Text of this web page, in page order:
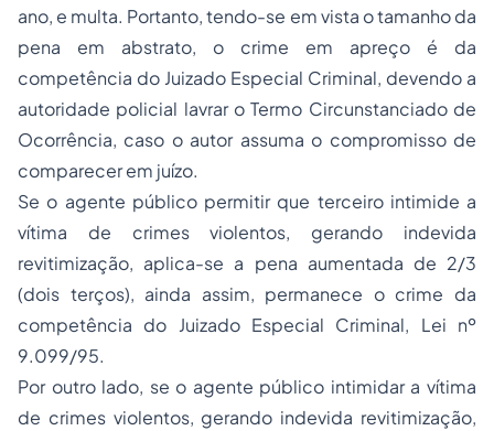
ano, e multa. Portanto, tendo-se em vista o tamanho da
pena em abstrato, o crime em apreço é da
competência do Juizado Especial Criminal, devendo a
autoridade policial lavrar o Termo Circunstanciado de
Ocorrência, caso o autor assuma o compromisso de
comparecer em juízo.
Se o agente público permitir que terceiro intimide a
vítima de crimes violentos, gerando indevida
revitimização, aplica-se a pena aumentada de 2/3
(dois terços), ainda assim, permanece o crime da
competência do Juizado Especial Criminal, Lei nº
9.099/95.
Por outro lado, se o agente público intimidar a vítima
de crimes violentos, gerando indevida revitimização,